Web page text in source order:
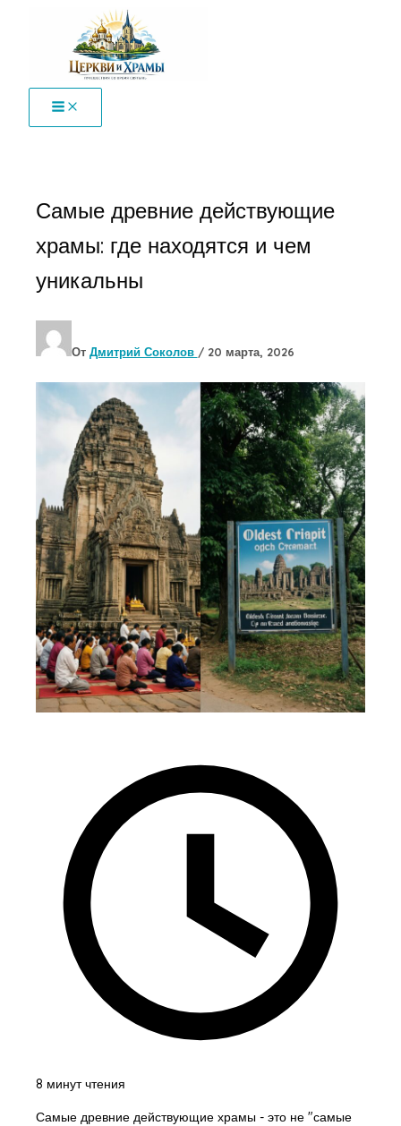
содержимому
Самые древние действующие
храмы: где находятся и чем
уникальны
От Дмитрий Соколов / 20 марта, 2026
8 минут чтения
Самые древние действующие храмы - это не "самые